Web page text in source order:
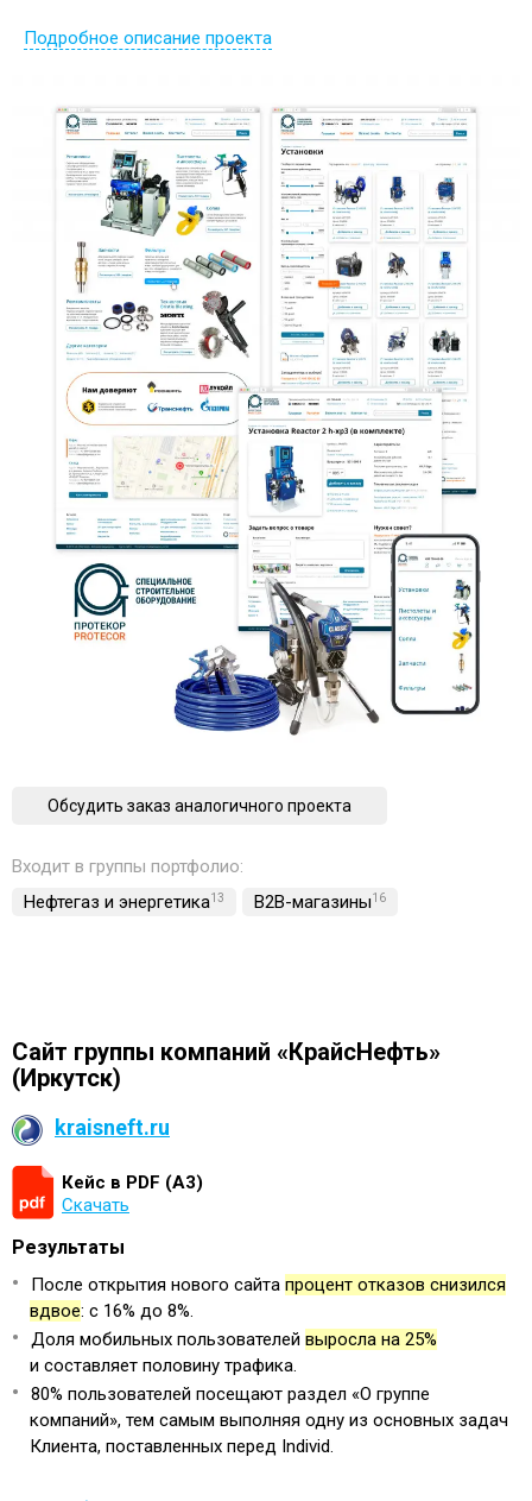
Подробное описание проекта
Обсудить заказ аналогичного проекта
Входит в группы портфолио:
Нефтегаз и энергетика13 B2B-магазины16
Сайт группы компаний «КрайсНефть»
(Иркутск)
kraisneft.ru
Кейс в PDF (А3)
Скачать
Результаты
После открытия нового сайта процент отказов снизился
вдвое: с 16% до 8%.
Доля мобильных пользователей выросла на 25%
и составляет половину трафика.
80% пользователей посещают раздел «О группе
компаний», тем самым выполняя одну из основных задач
Клиента, поставленных перед Individ.